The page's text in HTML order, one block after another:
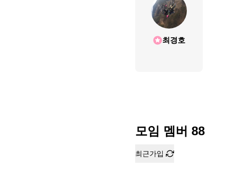
최경호
모임 멤버 88
최근가입